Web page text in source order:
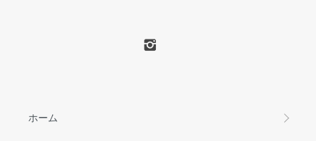
ホーム